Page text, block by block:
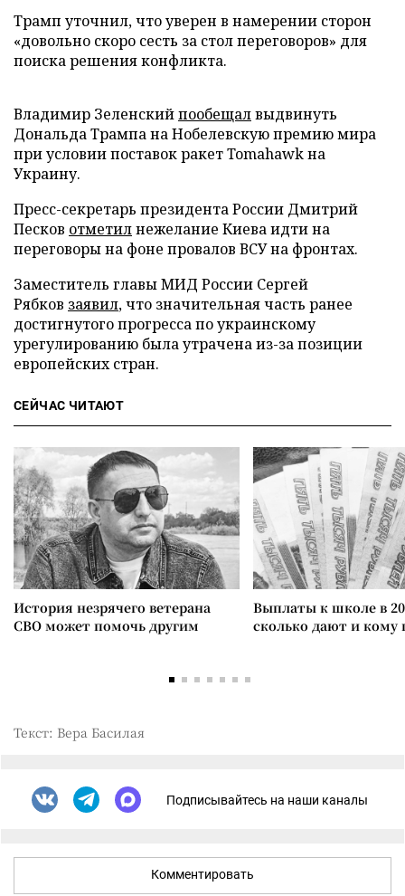
Трамп уточнил, что уверен в намерении сторон
«довольно скоро сесть за стол переговоров» для
поиска решения конфликта.
Владимир Зеленскийпообещалвыдвинуть
Дональда Трампа на Нобелевскую премию мира
при условии поставок ракет Tomahawk на
Украину.
Пресс-секретарь президента России Дмитрий
Песков отметилнежелание Киева идти на
переговоры на фоне провалов ВСУ на фронтах.
Заместитель главы МИД России Сергей
Рябков заявил, что значительная часть ранее
достигнутого прогресса по украинскому
урегулированию была утрачена из-за позиции
европейских стран.
СЕЙЧАС ЧИТАЮТ
История незрячего ветерана
СВО может помочь другим
Выплаты к школе в
сколько дают и
Текст: Вера Басилая
Подписывайтесь на наши каналы
Комментировать